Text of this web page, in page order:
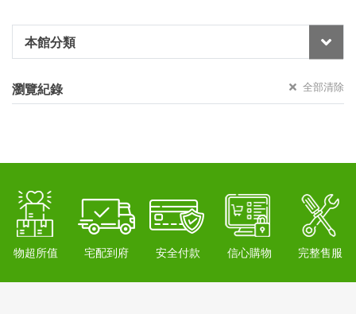
本館分類
瀏覽紀錄 全部清除
物超所值 宅配到府 安全付款 信心購物 完整售服